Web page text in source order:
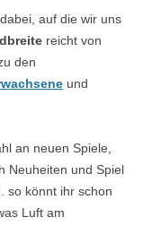
auf die wir uns
reicht von
den
und
an neuen Spiele,
Neuheiten und Spiel
. so könnt ihr schon
Luft am